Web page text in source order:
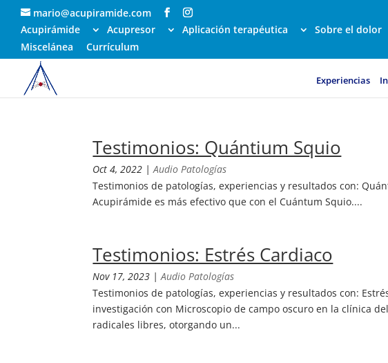
mario@acupiramide.com
Acupirámide
Acupresor Aplicación terapéutica Sobre el dolor
Miscelánea
Currículum
Experiencias
Testimonios: Quántium Squio
Oct 4, 2022 |Audio Patologías
Testimonios de patologías, experiencias y resultados con:
Acupirámide es más efectivo que con el Cuántum Squio....
Testimonios: Estrés Cardiaco
Nov 17, 2023 |Audio Patologías
Testimonios de patologías, experiencias y resultados con:
investigación con Microscopio de campo oscuro en la clínica
radicales libres, otorgando un...